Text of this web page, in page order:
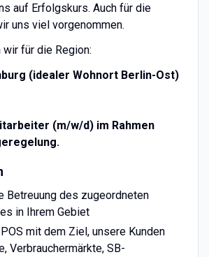
auf Erfolgskurs. Auch für die
uns viel vorgenommen.
für die Region:
(idealer Wohnort Berlin-Ost)
(m/w/d) im Rahmen
Betreuung des zugeordneten
in Ihrem Gebiet
mit dem Ziel, unsere Kunden
Verbrauchermärkte, SB-